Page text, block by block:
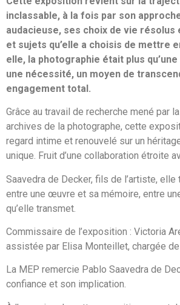
inclassable, à la fois par son
audacieuse, ses choix de vie résolus
et sujets qu’elle a choisis de mettre
elle, la photographie était plus
une nécessité, un moyen de
engagement total.
Grâce au travail de recherche mené par
archives de la photographe, cette
regard intime et renouvelé sur un
unique. Fruit d’une collaboration étroite
Saavedra de Decker, fils de l’artiste, elle
entre une œuvre et sa mémoire, entre
qu’elle transmet.
Commissaire de l’exposition : Victoria
assistée par Elisa Monteillet, chargée de
La MEP remercie Pablo Saavedra de
confiance et son implication.